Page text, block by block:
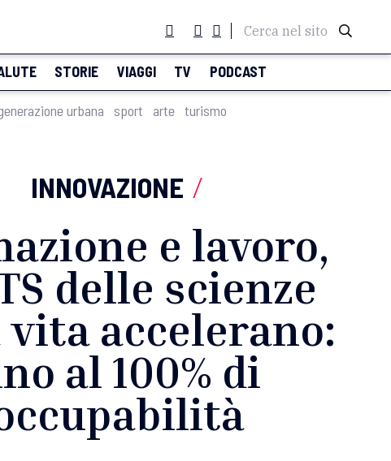
Cerca nel sito
STORIE VIAGGI TV PODCAST
urbana sport arte turismo
INNOVAZIONE /
e lavoro,
delle scienze
vita accelerano:
al 100% di